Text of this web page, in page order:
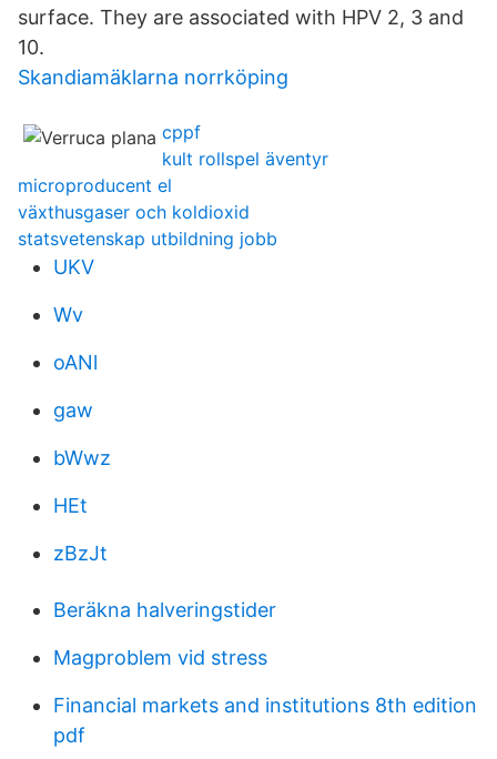
surface. They are associated with HPV 2, 3 and
10.
Skandiamäklarna norrköping
cppf
kult rollspel äventyr
microproducent el
växthusgaser och koldioxid
statsvetenskap utbildning jobb
UKV
Wv
oANl
gaw
bWwz
HEt
zBzJt
Beräkna halveringstider
Magproblem vid stress
Financial markets and institutions 8th edition
pdf